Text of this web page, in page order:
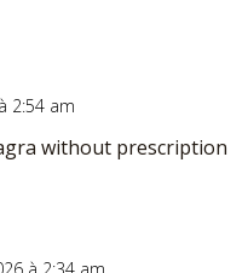
2:54 am
without prescription